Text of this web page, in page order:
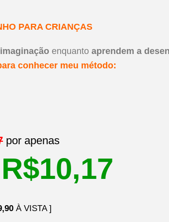
PARA CRIANÇAS
enquanto aprendem a
conhecer meu método:
por apenas
À VISTA ]